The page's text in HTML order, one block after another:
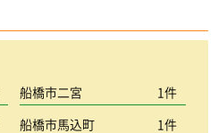
船橋市二宮 1件
船橋市馬込町 1件